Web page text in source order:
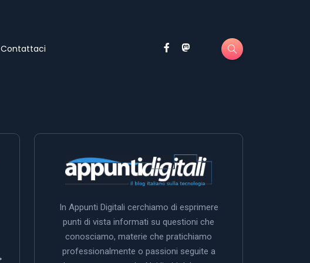
Contattaci
In Appunti Digitali cerchiamo di esprimere
punti di vista informati su questioni che
conosciamo, materie che pratichiamo
professionalmente o passioni seguite a